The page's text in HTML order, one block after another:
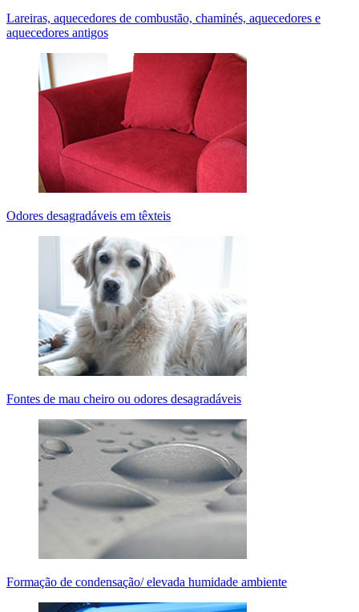
Lareiras, aquecedores de combustão, chaminés, aquecedores e
aquecedores antigos
Odores desagradáveis em têxteis
Fontes de mau cheiro ou odores desagradáveis
Formação de condensação/ elevada humidade ambiente